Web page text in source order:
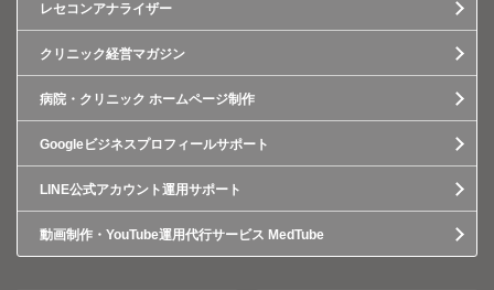
レセコンアナライザー
クリニック経営マガジン
病院・クリニック ホームページ制作
Googleビジネスプロフィールサポート
LINE公式アカウント運用サポート
動画制作・YouTube運用代行サービス MedTube